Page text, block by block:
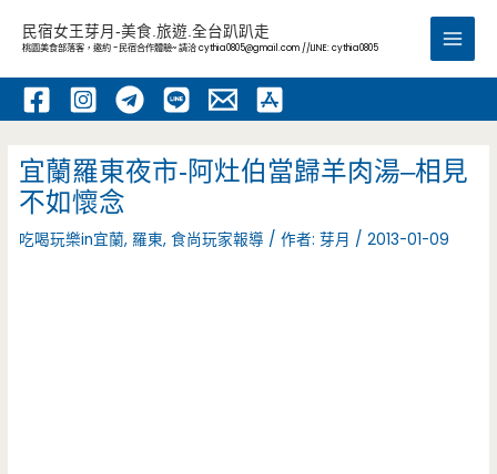
內
民宿女王芽月-美食.旅遊.全台趴趴走
桃園美食部落客，邀約 -民宿合作體驗~ 請洽cythia0805@gmail.com //LINE: cythia0805
Main
宜蘭羅東夜市-阿灶伯當歸羊肉湯–相見
不如懷念
吃喝玩樂in宜蘭, 羅東,食尚玩家報導 / 作者:芽月 /2013-01-09